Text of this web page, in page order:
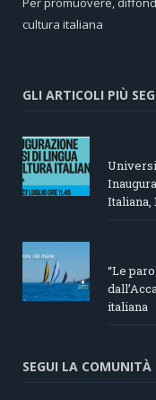
cultura italiana
GLI ARTICOLI PIÙ
Italiana,
“Le
italiana
SEGUI LA COMUNITÀ